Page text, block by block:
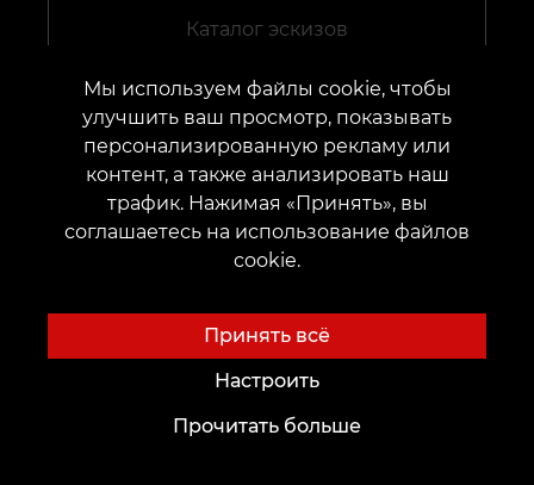
Каталог эскизов
Перейти
Мы используем файлы cookie, чтобы
улучшить ваш просмотр, показывать
персонализированную рекламу или
контент, а также анализировать наш
трафик. Нажимая «Принять», вы
соглашаетесь на использование файлов
cookie.
Принять всё
Настроить
Прочитать больше